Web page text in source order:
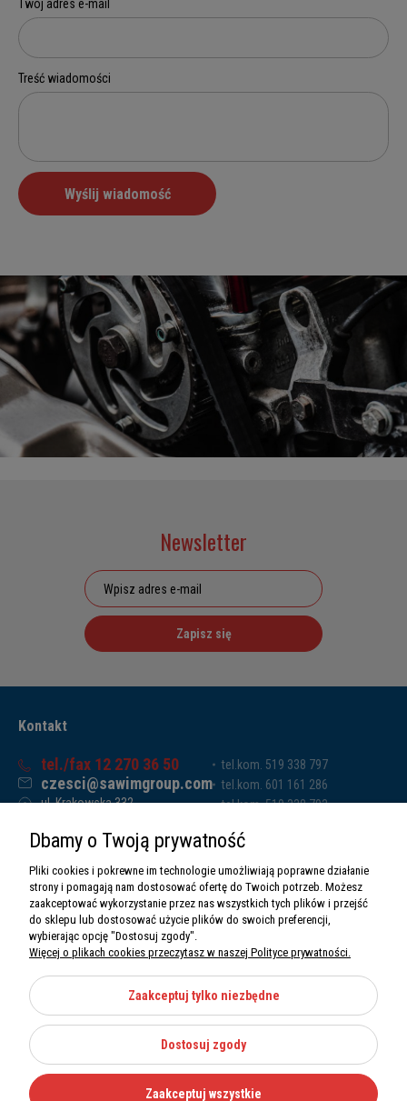
Newsletter
Zapisz się
Kontakt
tel./fax 12 270 36 50
czesci@sawimgroup.com
ul. Krakowska 332,
Sawim Group Mariusz Zdyb sp. k.
NIP: 5130284470
REGON: 5246591010
tel.kom. 519 338 797
tel.kom. 601 161 286
tel.kom. 519 338 793
O nas
Informacje
Moje konto
Kategorie
Dbamy o Twoją prywatność
Pliki cookies i pokrewne im technologie umożliwiają poprawne działanie
strony i pomagają nam dostosować ofertę do Twoich potrzeb. Możesz
zaakceptować wykorzystanie przez nas wszystkich tych plików i przejść
do sklepu lub dostosować użycie plików do swoich preferencji,
wybierając opcję "Dostosuj zgody".
Więcej o plikach cookies przeczytasz w naszej Polityce prywatności.
Zaakceptuj tylko niezbędne
Dostosuj zgody
Zaakceptuj wszystkie